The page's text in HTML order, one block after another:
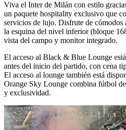
Viva el Inter de Milán con estilo
un paquete hospitality exclusivo que
servicios de lujo. Disfrute de cómodos
la esquina del nivel inferior (bloque
vista del campo y monitor integrado.
El acceso al Black & Blue Lounge
antes del inicio del partido, con cena
El acceso al lounge también está
Orange Sky Lounge combina fútbol
y exclusividad.